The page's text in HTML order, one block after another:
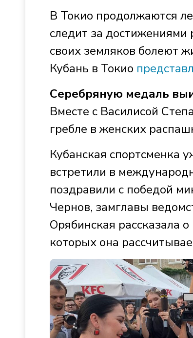
В Токио продолжаются
следит за достижениями
своих земляков болеют
Кубань в Токио
Серебряную медаль
Вместе с Василисой
гребле в женских
Кубанская спортсменка
встретили в
поздравили с победой
Чернов, замглавы
Орябинская рассказала
которых она